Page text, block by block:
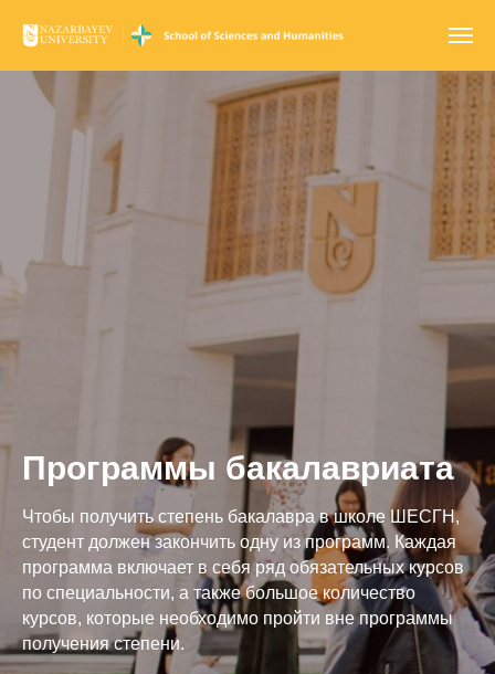
Программы бакалавриата
Чтобы получить степень бакалавра в школе ШЕСГН,
студент должен закончить одну из программ. Каждая
программа включает в себя ряд обязательных курсов
по специальности, а также большое количество
курсов, которые необходимо пройти вне программы
получения степени.